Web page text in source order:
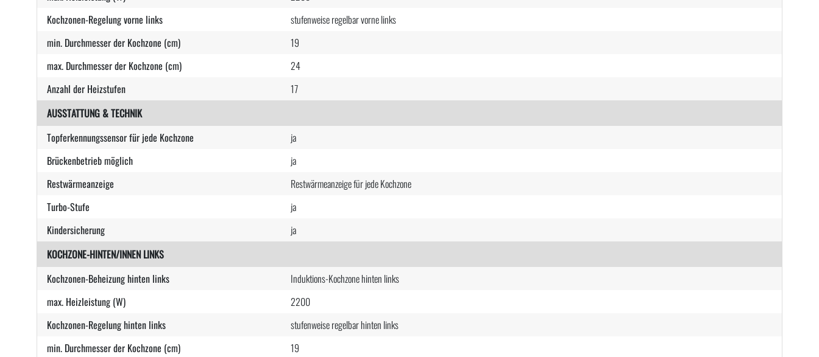
Kochzonen-Regelung vorne links
stufenweise regelbar vorne links
min. Durchmesser der Kochzone (cm)
19
max. Durchmesser der Kochzone (cm)
24
Anzahl der Heizstufen
17
AUSSTATTUNG & TECHNIK
Topferkennungssensor für jede Kochzone
ja
Brückenbetrieb möglich
ja
Restwärmeanzeige
Restwärmeanzeige für jede Kochzone
Turbo-Stufe
ja
Kindersicherung
ja
KOCHZONE-HINTEN/INNEN LINKS
Kochzonen-Beheizung hinten links
Induktions-Kochzone hinten links
max. Heizleistung (W)
2200
Kochzonen-Regelung hinten links
stufenweise regelbar hinten links
min. Durchmesser der Kochzone (cm)
19